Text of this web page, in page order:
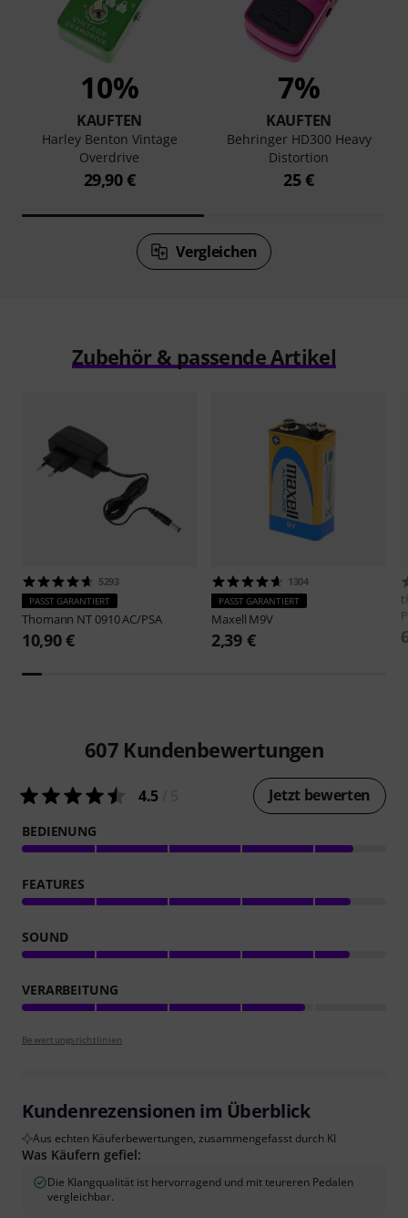
10%
KAUFTEN
Harley Benton Vintage
Overdrive
29,90 €
7%
KAUFTEN
Behringer HD300 Heavy
Distortion
25 €
Vergleichen
Zubehör & passende Artikel
5293
PASST GARANTIERT
Thomann NT 0910 AC/PSA
10,90 €
1304
PASST GARANTIERT
Maxell M9V
2,39 €
607 Kundenbewertungen
4.5 Jetzt bewerten
BEDIENUNG
FEATURES
SOUND
VERARBEITUNG
Bewertungsrichtlinien
Kundenrezensionen im Überblick
Aus echten Käuferbewertungen, zusammengefasst durch KI
Was Käufern gefiel:
Die Klangqualität ist hervorragend und mit teureren Pedalen
vergleichbar.